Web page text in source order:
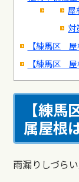
屋
対
【練馬区
【練馬区
【練
属屋根
雨漏りしづら